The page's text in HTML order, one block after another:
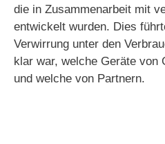
die in Zusammenarbeit mit
entwickelt wurden. Dies
Verwirrung unter den
klar war, welche Geräte von
und welche von Partnern.